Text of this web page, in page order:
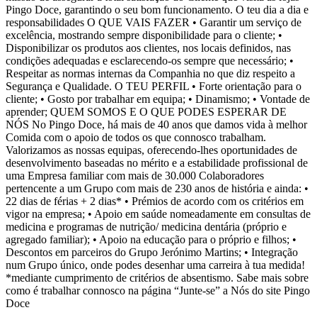
Pingo Doce, garantindo o seu bom funcionamento. O teu dia a dia e
responsabilidades O QUE VAIS FAZER • Garantir um serviço de
excelência, mostrando sempre disponibilidade para o cliente; •
Disponibilizar os produtos aos clientes, nos locais definidos, nas
condições adequadas e esclarecendo-os sempre que necessário; •
Respeitar as normas internas da Companhia no que diz respeito a
Segurança e Qualidade. O TEU PERFIL • Forte orientação para o
cliente; • Gosto por trabalhar em equipa; • Dinamismo; • Vontade de
aprender; QUEM SOMOS E O QUE PODES ESPERAR DE
NÓS No Pingo Doce, há mais de 40 anos que damos vida à melhor
Comida com o apoio de todos os que connosco trabalham.
Valorizamos as nossas equipas, oferecendo-lhes oportunidades de
desenvolvimento baseadas no mérito e a estabilidade profissional de
uma Empresa familiar com mais de 30.000 Colaboradores
pertencente a um Grupo com mais de 230 anos de história e ainda: •
22 dias de férias + 2 dias* • Prémios de acordo com os critérios em
vigor na empresa; • Apoio em saúde nomeadamente em consultas de
medicina e programas de nutrição/ medicina dentária (próprio e
agregado familiar); • Apoio na educação para o próprio e filhos; •
Descontos em parceiros do Grupo Jerónimo Martins; • Integração
num Grupo único, onde podes desenhar uma carreira à tua medida!
*mediante cumprimento de critérios de absentismo. Sabe mais sobre
como é trabalhar connosco na página “Junte-se” a Nós do site Pingo
Doce